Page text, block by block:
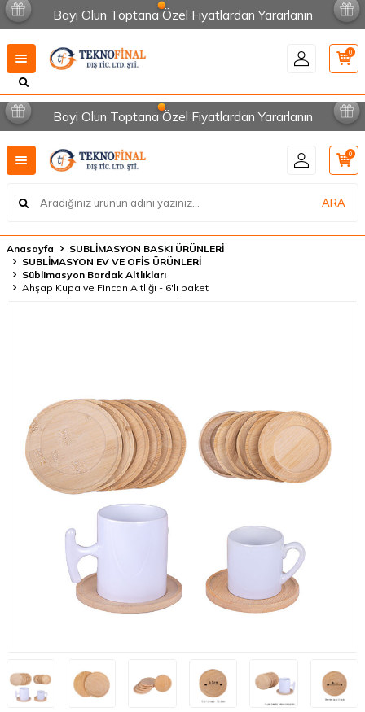
Bayi Olun Toptana Özel Fiyatlardan Yararlanın
0
Bayi Olun Toptana Özel Fiyatlardan Yararlanın
ARA
0
Anasayfa
SUBLİMASYON BASKI ÜRÜNLERİ
SUBLİMASYON EV VE OFİS ÜRÜNLERİ
Süblimasyon Bardak Altlıkları
Ahşap Kupa ve Fincan Altlığı - 6'lı paket